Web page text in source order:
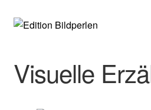
Zur
Zum
Visuelle